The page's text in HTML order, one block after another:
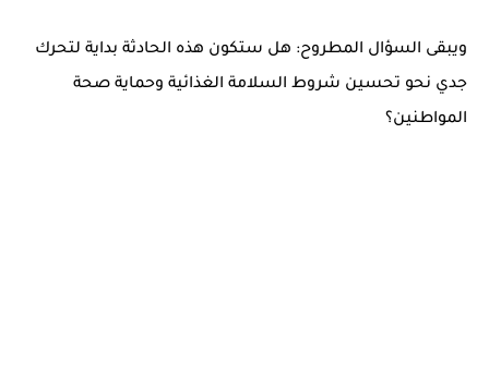
ويبقى السؤال المطروح: هل ستكون هذه الحادثة بداية لتحرك
جدي نحو تحسين شروط السلامة الغذائية وحماية صحة
المواطنين؟